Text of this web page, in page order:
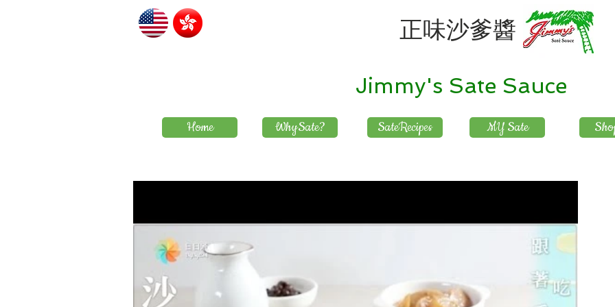
正味沙爹醬
Jimmy's Sate Sauce
Home WhySate? SateRecipes MY Sate